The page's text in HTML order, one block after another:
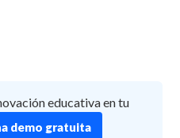
educativa en tu
demo gratuita